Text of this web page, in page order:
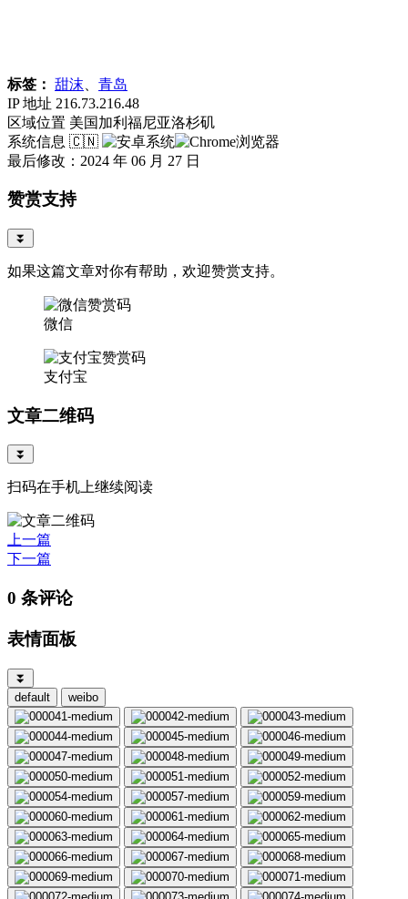
标签： 甜沫
青岛
IP 地址 216.73.216.48
区域位置 美国加利福尼亚洛杉矶
系统信息 🇨🇳
最后修改：2024 年 06 月 27 日
赞赏支持
⏬
如果这篇文章对你有帮助，欢迎赞赏支持。
微信
支付宝
文章二维码
⏬
扫码在手机上继续阅读
上一篇
下一篇
0 条评论
表情面板
⏬
default
weibo